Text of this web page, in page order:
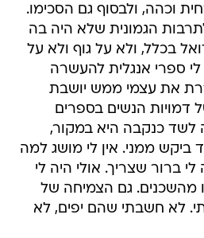
וכהה, ולבסוף גם הסכימו.
הגמונית שלא היה בה
בכלל, ולא על גוף ולא על
ספרי אנגלית להעשרה
את עצמי ממש יושבת
דמויות הנשים בספרים
לשד כנקבה היא במקור,
ביקש ממני. אין לי מושג למה
ברור שצריך. אולי היה לי
מהשכנים. גם הצמיחה של
לא חשבתי שהם יפים, לא